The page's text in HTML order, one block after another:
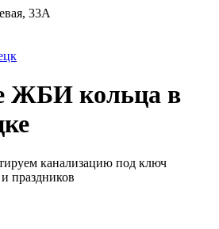
33А
ЖБИ кольца в
канализацию под ключ
праздников